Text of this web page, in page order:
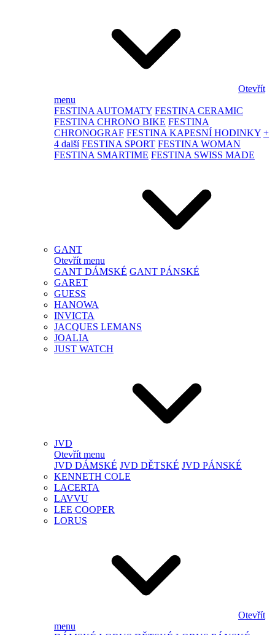
Otevřít
menu
FESTINA AUTOMATY FESTINA CERAMIC
FESTINA CHRONO BIKE FESTINA
CHRONOGRAF FESTINA KAPESNÍ HODINKY +
4 další FESTINA SPORT FESTINA WOMAN
FESTINA SMARTIME FESTINA SWISS MADE
GANT
Otevřít menu
GANT DÁMSKÉ GANT PÁNSKÉ
GARET
GUESS
HANOWA
INVICTA
JACQUES LEMANS
JOALIA
JUST WATCH
JVD
Otevřít menu
JVD DÁMSKÉ JVD DĚTSKÉ JVD PÁNSKÉ
KENNETH COLE
LACERTA
LAVVU
LEE COOPER
LORUS
Otevřít
menu